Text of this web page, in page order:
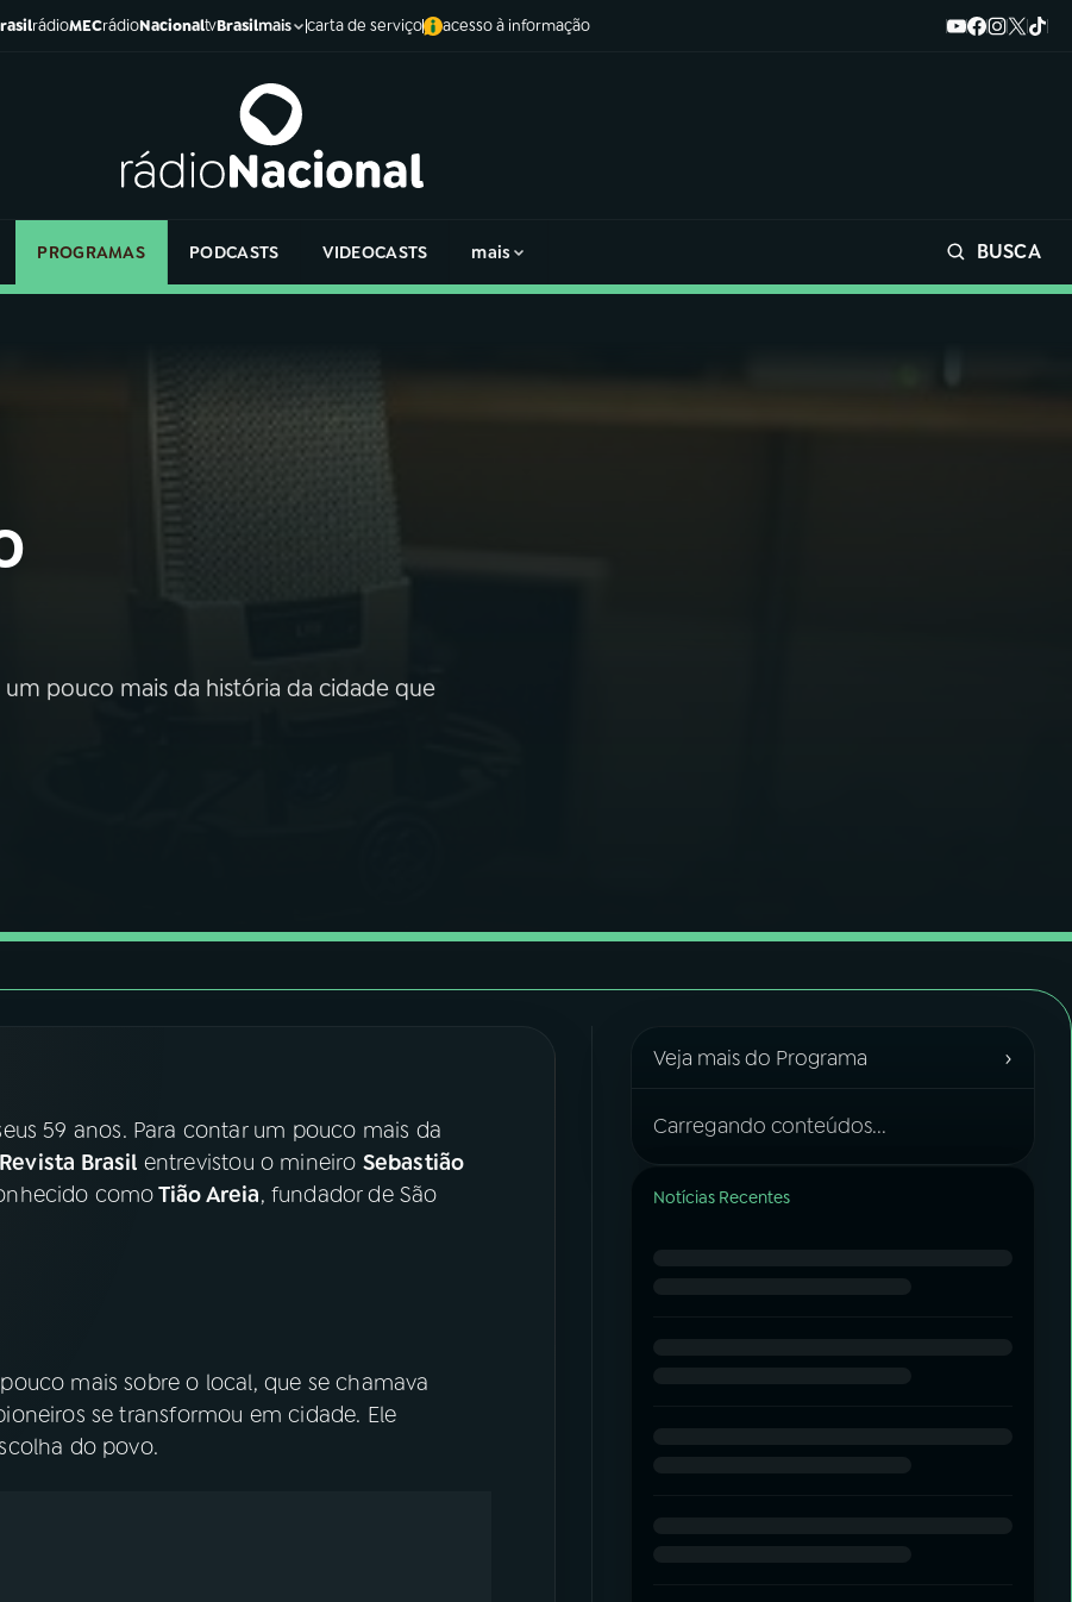
rádioMECrádioNacionaltvBrasilmais carta de serviço acesso à informação
PROGRAMAS PODCASTS VIDEOCASTS mais BUSCA
pouco mais da história da cidade que
59 anos. Para contar um pouco mais da
Revista Brasil entrevistou o mineiro Sebastião
comoTião Areia, fundador de São
mais sobre o local, que se chamava
se transformou em cidade. Ele
do povo.
Veja mais do Programa ›
Carregando conteúdos...
Notícias Recentes